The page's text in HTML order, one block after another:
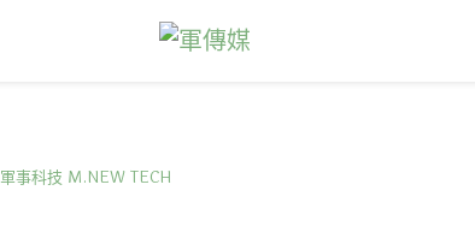
軍事科技 M.NEW TECH